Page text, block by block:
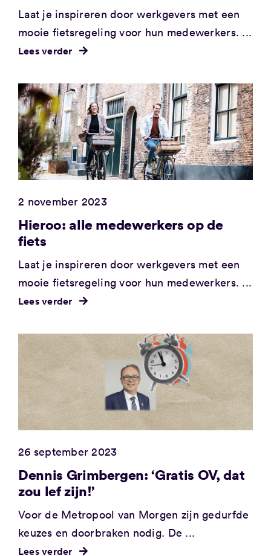
Laat je inspireren door werkgevers met een
mooie fietsregeling voor hun medewerkers. ...
Lees verder
2 november 2023
Hieroo: alle medewerkers op de
fiets
Laat je inspireren door werkgevers met een
mooie fietsregeling voor hun medewerkers. ...
Lees verder
26 september 2023
Dennis Grimbergen: ‘Gratis OV, dat
zou lef zijn!’
Voor de Metropool van Morgen zijn gedurfde
keuzes en doorbraken nodig. De ...
Lees verder